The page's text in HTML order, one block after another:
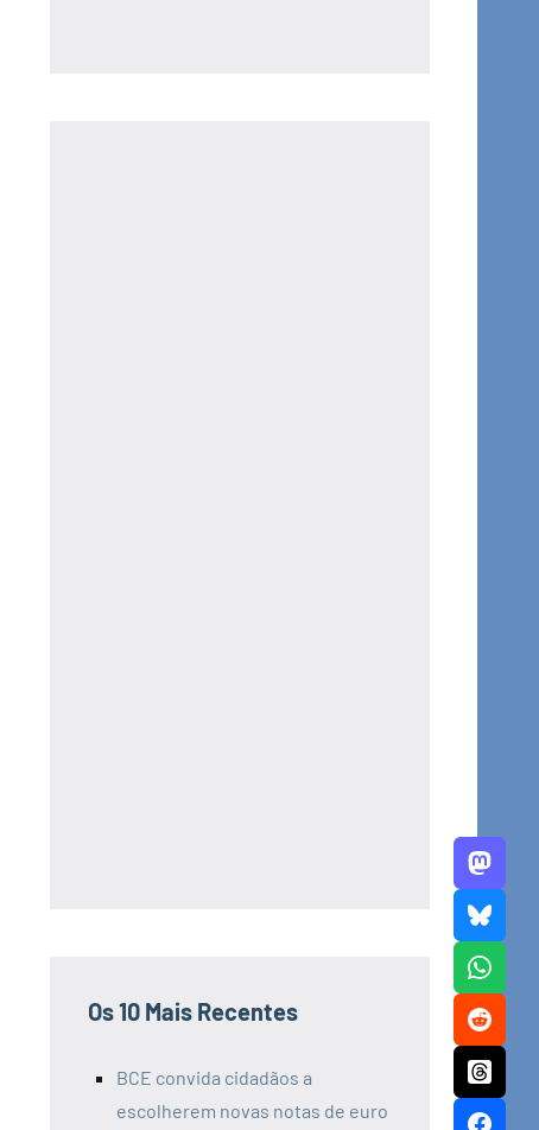
Os 10 Mais Recentes
BCE convida cidadãos a
escolherem novas notas de euro